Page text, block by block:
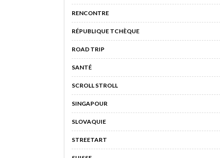
RENCONTRE
RÉPUBLIQUE TCHÈQUE
ROAD TRIP
SANTÉ
SCROLL STROLL
SINGAPOUR
SLOVAQUIE
STREETART